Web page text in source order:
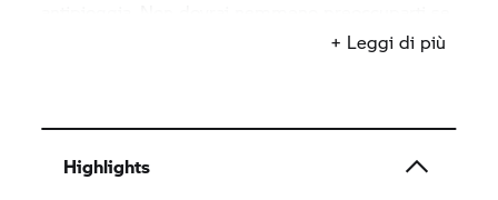
la batteria si sta scaricando perché il telefono si
+ Leggi di più
Highlights